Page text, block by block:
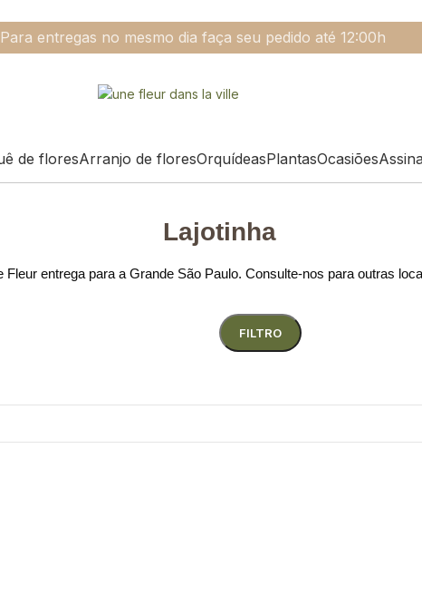
entregas no mesmo dia faça seu pedido até 12:00h
de floresArranjo de floresOrquídeasPlantasOcasiões
Lajotinha
Fleur entrega para a Grande São Paulo. Consulte-nos para outras
FILTRO